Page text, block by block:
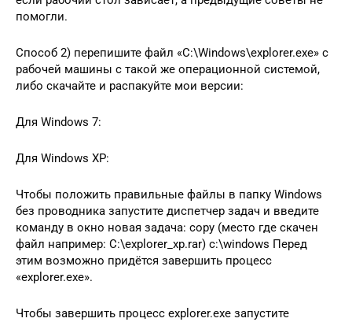
помогли.
Способ 2) перепишите файл «C:\Windows\explorer.exe» с
рабочей машины с такой же операционной системой,
либо скачайте и распакуйте мои версии:
Для Windows 7:
Для Windows XP:
Чтобы положить правильные файлы в папку Windows
без проводника запустите диспетчер задач и введите
команду в окно новая задача: copy (место где скачен
файл например: C:\explorer_xp.rar) c:\windows Перед
этим возможно придётся завершить процесс
«explorer.exe».
Чтобы завершить процесс explorer.exe запустите